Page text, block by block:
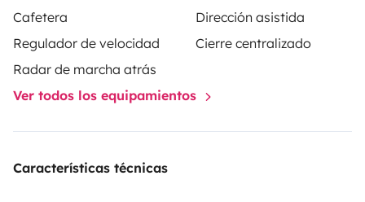
Cafetera
Dirección asistida
Regulador de velocidad
Cierre centralizado
Radar de marcha atrás
Ver todos los equipamientos
Características técnicas